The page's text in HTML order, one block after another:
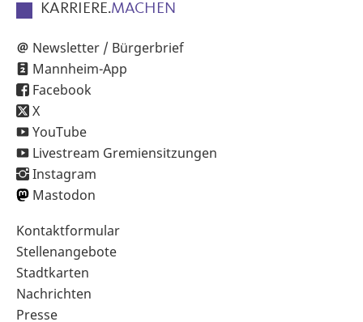
KARRIERE.MACHEN
Newsletter / Bürgerbrief
Mannheim-App
Facebook
X
YouTube
Livestream Gremiensitzungen
Instagram
Mastodon
Sekundärnavigation
im
Fußbereich
Kontaktformular
Stellenangebote
Stadtkarten
Nachrichten
Presse